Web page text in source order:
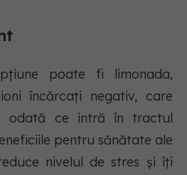
poate fi limonada,
încărcați negativ, care
odată ce intră în tractul
pentru sănătate ale
nivelul de stres și îți